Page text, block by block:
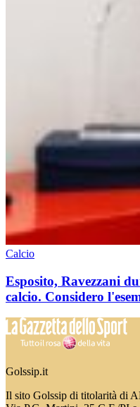
Calcio
Esposito, Ravezzani
calcio. Considero
Golssip.it
Il sito Golssip di titolarità di